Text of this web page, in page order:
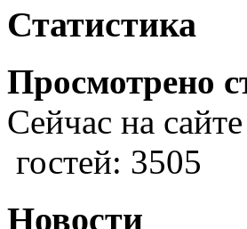
Статистика
Просмотрено
Сейчас на
гостей: 3505
Новости